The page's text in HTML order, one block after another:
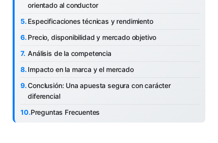
orientado al conductor
Especificaciones técnicas y rendimiento
Precio, disponibilidad y mercado objetivo
Análisis de la competencia
Impacto en la marca y el mercado
Conclusión: Una apuesta segura con carácter
diferencial
Preguntas Frecuentes